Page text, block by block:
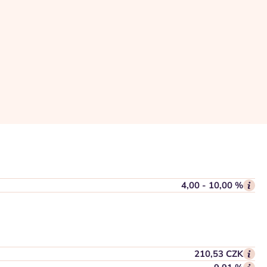
4,00 - 10,00 %
210,53 CZK